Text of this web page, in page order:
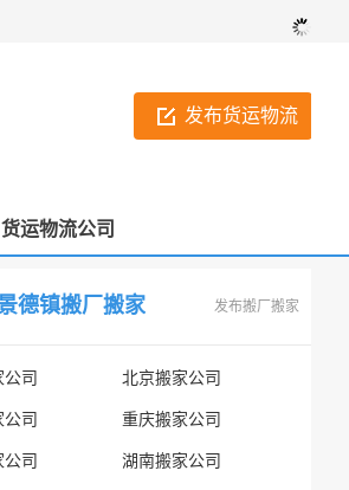
发布货运物流
货运物流公司
德镇搬厂搬家 发布搬厂搬家
公司 北京搬家公司
司 重庆搬家公司
司 湖南搬家公司